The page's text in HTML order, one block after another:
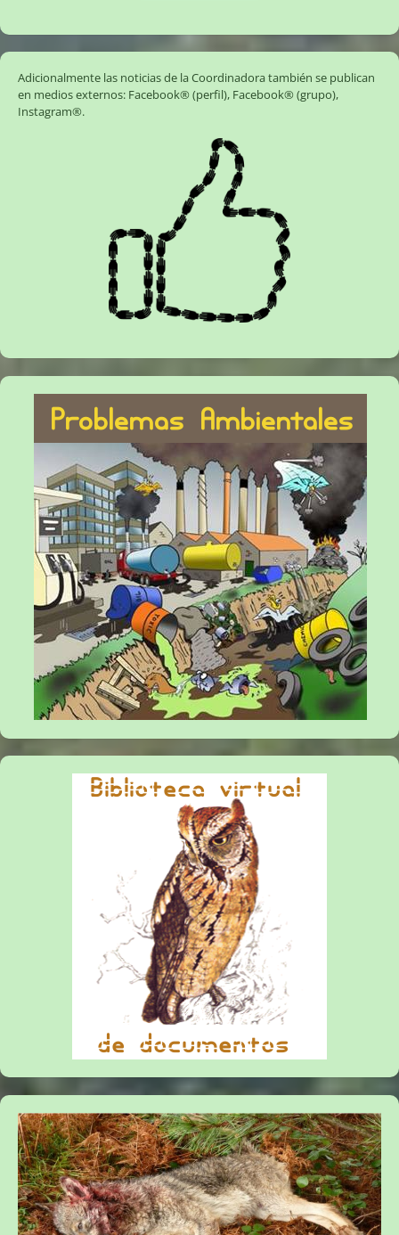
Adicionalmente las noticias de la Coordinadora también se publican
en medios externos: Facebook® (perfil), Facebook® (grupo),
Instagram®.